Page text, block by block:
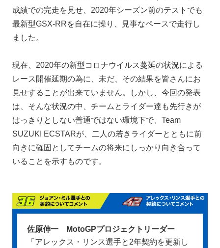
成績での完走を見せ、2020年シーズン前のテストでも
最新型GSX-RRを自在に操り、見事なペースで走行し
ました。
現在、2020年の新型コロナウイルス蔓延の状況による
レース開催延期の為に、未だ、その結果を皆さんにお
見せすることが出来ていません。しかし、今回の発表
は、そんな状況の中、チームとライダー達も先行きが
はっきりとしない普通ではない環境下で、Team
SUZUKI ECSTARが、二人の若きライダーとともに前
向きに確固としてチームの将来にしっかり向き合って
いることを示すものです。
佐原伸一 MotoGPプロジェクトリーダー
「アレックス・リンス選手と2年契約を更新し